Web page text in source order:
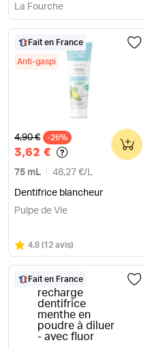
shampoing douche pêche
blanche
La Fourche
Fait en France
Anti-gaspi
Ancien prix
4,90 € -26%
3,62 €
75 mL 48,27 €/ L
Dentifrice blancheur
0
Pulpe de Vie
Note
4.8 sur 5
(12 avis)
Fait en France